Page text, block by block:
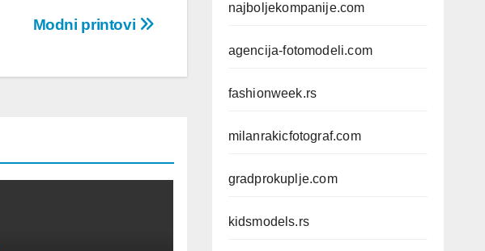
Modni printovi
najboljekompanije.com
agencija-fotomodeli.com
fashionweek.rs
milanrakicfotograf.com
gradprokuplje.com
kidsmodels.rs